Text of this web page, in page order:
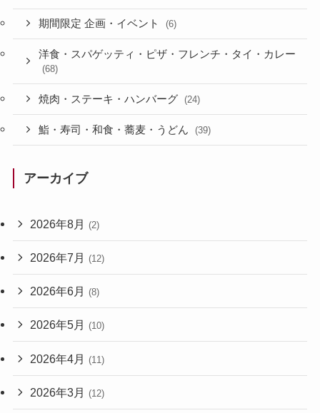
期間限定 企画・イベント (6)
洋食・スパゲッティ・ピザ・フレンチ・タイ・カレー
(68)
焼肉・ステーキ・ハンバーグ (24)
鮨・寿司・和食・蕎麦・うどん (39)
アーカイブ
2026年8月 (2)
2026年7月 (12)
2026年6月 (8)
2026年5月 (10)
2026年4月 (11)
2026年3月 (12)